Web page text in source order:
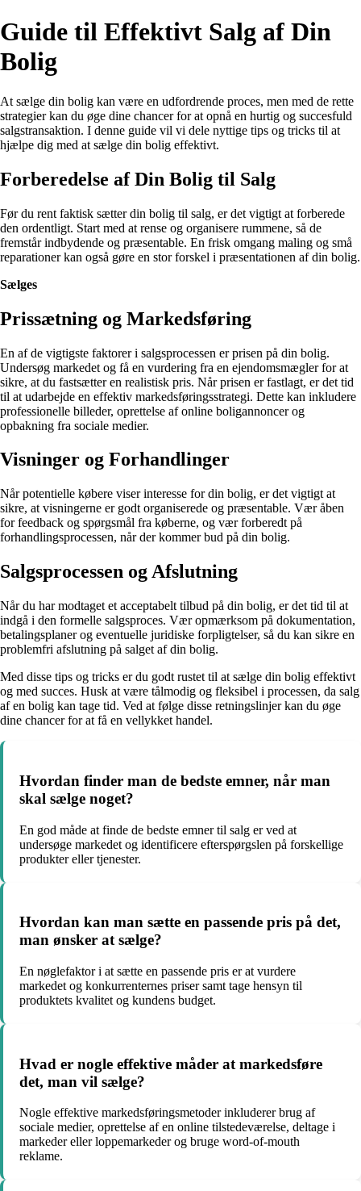
Guide til Effektivt Salg af Din
Bolig
At sælge din bolig kan være en udfordrende proces, men med de rette
strategier kan du øge dine chancer for at opnå en hurtig og succesfuld
salgstransaktion. I denne guide vil vi dele nyttige tips og tricks til at
hjælpe dig med at sælge din bolig effektivt.
Forberedelse af Din Bolig til Salg
Før du rent faktisk sætter din bolig til salg, er det vigtigt at forberede
den ordentligt. Start med at rense og organisere rummene, så de
fremstår indbydende og præsentable. En frisk omgang maling og små
reparationer kan også gøre en stor forskel i præsentationen af din bolig.
Sælges
Prissætning og Markedsføring
En af de vigtigste faktorer i salgsprocessen er prisen på din bolig.
Undersøg markedet og få en vurdering fra en ejendomsmægler for at
sikre, at du fastsætter en realistisk pris. Når prisen er fastlagt, er det tid
til at udarbejde en effektiv markedsføringsstrategi. Dette kan inkludere
professionelle billeder, oprettelse af online boligannoncer og
opbakning fra sociale medier.
Visninger og Forhandlinger
Når potentielle købere viser interesse for din bolig, er det vigtigt at
sikre, at visningerne er godt organiserede og præsentable. Vær åben
for feedback og spørgsmål fra køberne, og vær forberedt på
forhandlingsprocessen, når der kommer bud på din bolig.
Salgsprocessen og Afslutning
Når du har modtaget et acceptabelt tilbud på din bolig, er det tid til at
indgå i den formelle salgsproces. Vær opmærksom på dokumentation,
betalingsplaner og eventuelle juridiske forpligtelser, så du kan sikre en
problemfri afslutning på salget af din bolig.
Med disse tips og tricks er du godt rustet til at sælge din bolig effektivt
og med succes. Husk at være tålmodig og fleksibel i processen, da salg
af en bolig kan tage tid. Ved at følge disse retningslinjer kan du øge
dine chancer for at få en vellykket handel.
Hvordan finder man de bedste emner, når man
skal sælge noget?
En god måde at finde de bedste emner til salg er ved at
undersøge markedet og identificere efterspørgslen på forskellige
produkter eller tjenester.
Hvordan kan man sætte en passende pris på det,
man ønsker at sælge?
En nøglefaktor i at sætte en passende pris er at vurdere
markedet og konkurrenternes priser samt tage hensyn til
produktets kvalitet og kundens budget.
Hvad er nogle effektive måder at markedsføre
det, man vil sælge?
Nogle effektive markedsføringsmetoder inkluderer brug af
sociale medier, oprettelse af en online tilstedeværelse, deltage i
markeder eller loppemarkeder og bruge word-of-mouth
reklame.